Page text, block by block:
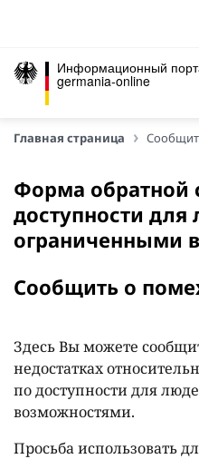
Информационный
germania-online
Главная страница
Форма обратной
доступности для
ограниченными
Сообщить о
Здесь Вы можете
недостатках
по доступности для
возможностями.
Просьба использовать